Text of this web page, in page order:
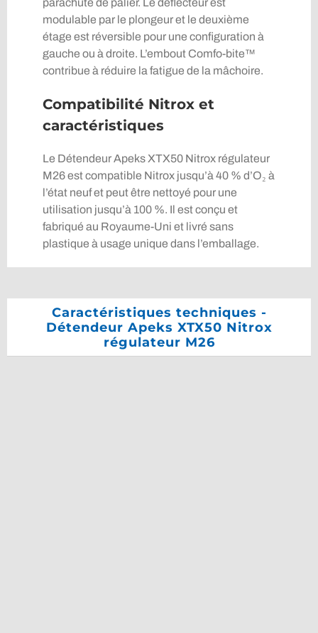
parachute de palier. Le déflecteur est
modulable par le plongeur et le deuxième
étage est réversible pour une configuration à
gauche ou à droite. L’embout Comfo-bite™
contribue à réduire la fatigue de la mâchoire.
Compatibilité Nitrox et
caractéristiques
Le Détendeur Apeks XTX50 Nitrox régulateur
M26 est compatible Nitrox jusqu’à 40 % d’O₂ à
l’état neuf et peut être nettoyé pour une
utilisation jusqu’à 100 %. Il est conçu et
fabriqué au Royaume-Uni et livré sans
plastique à usage unique dans l’emballage.
Caractéristiques techniques -
Détendeur Apeks XTX50 Nitrox
régulateur M26